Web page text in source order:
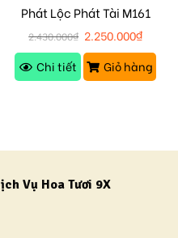
Phát Lộc Phát Tài M161
2.430.000₫ 2.250.000₫
Chi tiết
Giỏ hàng
Vụ Hoa Tươi 9X